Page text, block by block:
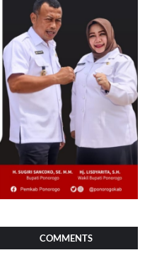
COMMENTS